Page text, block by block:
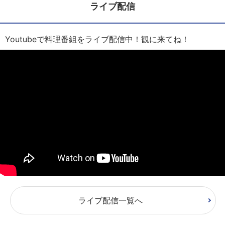
ライブ配信
Youtubeで料理番組をライブ配信中！観に来てね！
ライブ配信一覧へ